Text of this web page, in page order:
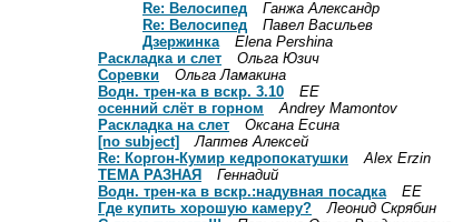
Re: Велосипед
Ганжа Александр
Re: Велосипед
Павел Васильев
Дзержинка
Elena Pershina
Раскладка и слет
Ольга Юзич
Соревки
Ольга Ламакина
Водн. трен-ка в вскр. 3.10
ЕЕ
осенний слёт в горном
Andrey Mamontov
Раскладка на слет
Оксана Есина
[no subject]
Лаптев Алексей
Re: Коргон-Кумир кедропокатушки
Alex Erzin
ТЕМА РАЗНАЯ
Геннадий
Водн. трен-ка в вскр.:надувная посадка
ЕЕ
Где купить хорошую камеру?
Леонид Скрябин